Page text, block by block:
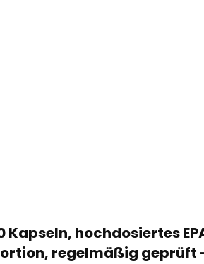
hochdosiertes
regelmäßig